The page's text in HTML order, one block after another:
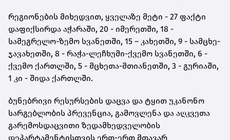
რეგიონების მიხედვით, ყველაზე მეტი - 27 ფაქტი
დაფიქსირდა აჭარაში, 20 - იმერეთში, 18 -
სამეგრელო-ზემო სვანეთში, 15 – კახეთში, 9 - სამცხე-
ჯავახეთში, 8 - რაჭა-ლეჩხუმი-ქვემო სვანეთში, 6 -
ქვემო ქართლში, 5 - მცხეთა-მთიანეთში, 3 - გურიაში,
1 კი - შიდა ქართლში.
ბუნებრივი რესურსების დაცვა და ტყით უკანონო
სარგებლობის პრევენცია, გამოვლენა და აღკვეთა
გარემოსდაცვითი ზედამხედველობის
დეპარტამენტისთვის ერთ-ერთ მთავარ